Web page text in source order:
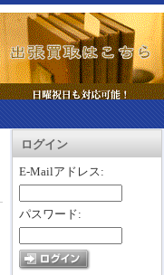
カートを見る
ログイン
E-Mailアドレス:
パスワード: